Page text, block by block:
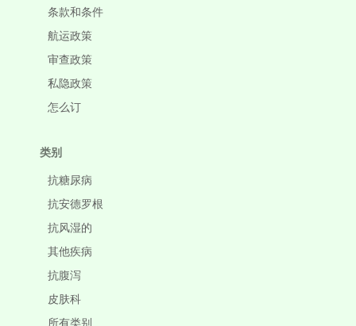
条款和条件
航运政策
审查政策
私隐政策
怎么订
类别
抗糖尿病
抗安德罗根
抗风湿的
其他疾病
抗腹泻
皮肤科
所有类别